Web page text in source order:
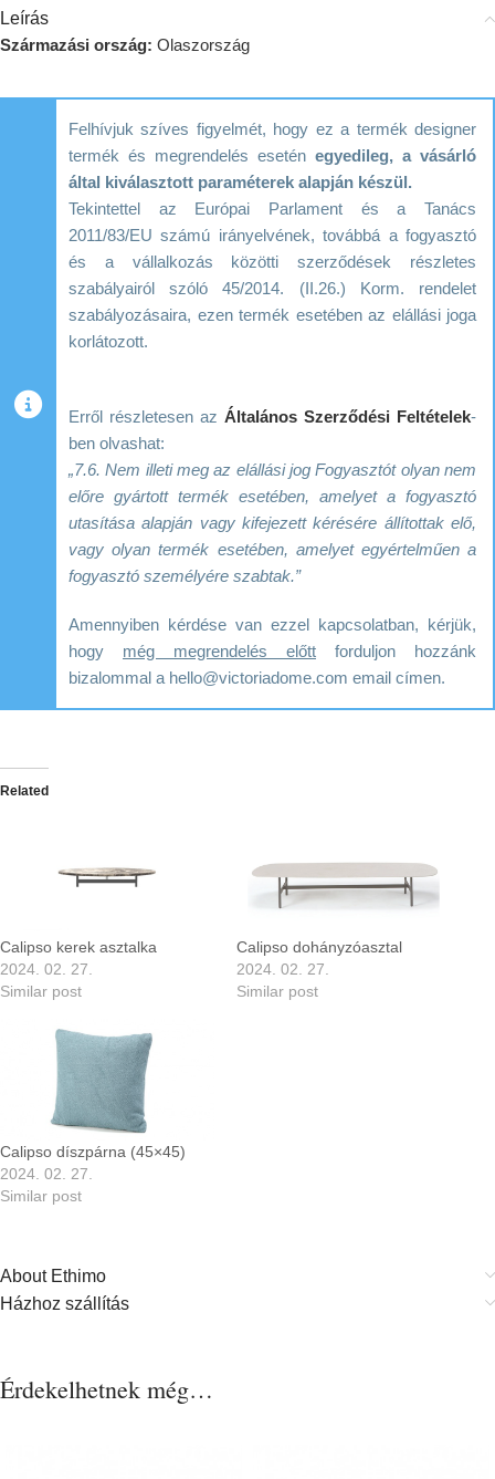
Leírás
Származási ország: Olaszország
Felhívjuk szíves figyelmét, hogy ez a termék designer
termék és megrendelés esetén egyedileg, a vásárló
által kiválasztott paraméterek alapján készül.
Tekintettel az Európai Parlament és a Tanács
2011/83/EU számú irányelvének, továbbá a fogyasztó
és a vállalkozás közötti szerződések részletes
szabályairól szóló 45/2014. (II.26.) Korm. rendelet
szabályozásaira, ezen termék esetében az elállási joga
korlátozott.
Erről részletesen az Általános Szerződési Feltételek-
ben olvashat:
„7.6. Nem illeti meg az elállási jog Fogyasztót olyan nem
előre gyártott termék esetében, amelyet a fogyasztó
utasítása alapján vagy kifejezett kérésére állítottak elő,
vagy olyan termék esetében, amelyet egyértelműen a
fogyasztó személyére szabtak.”
Amennyiben kérdése van ezzel kapcsolatban, kérjük,
hogy még megrendelés előtt forduljon hozzánk
bizalommal a hello@victoriadome.com email címen.
Related
Calipso kerek asztalka
2024. 02. 27.
Similar post
Calipso dohányzóasztal
2024. 02. 27.
Similar post
Calipso díszpárna (45×45)
2024. 02. 27.
Similar post
About Ethimo
Házhoz szállítás
Érdekelhetnek még…